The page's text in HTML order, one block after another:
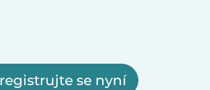
se nyní